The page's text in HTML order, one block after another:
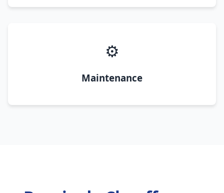
⚙️
Maintenance